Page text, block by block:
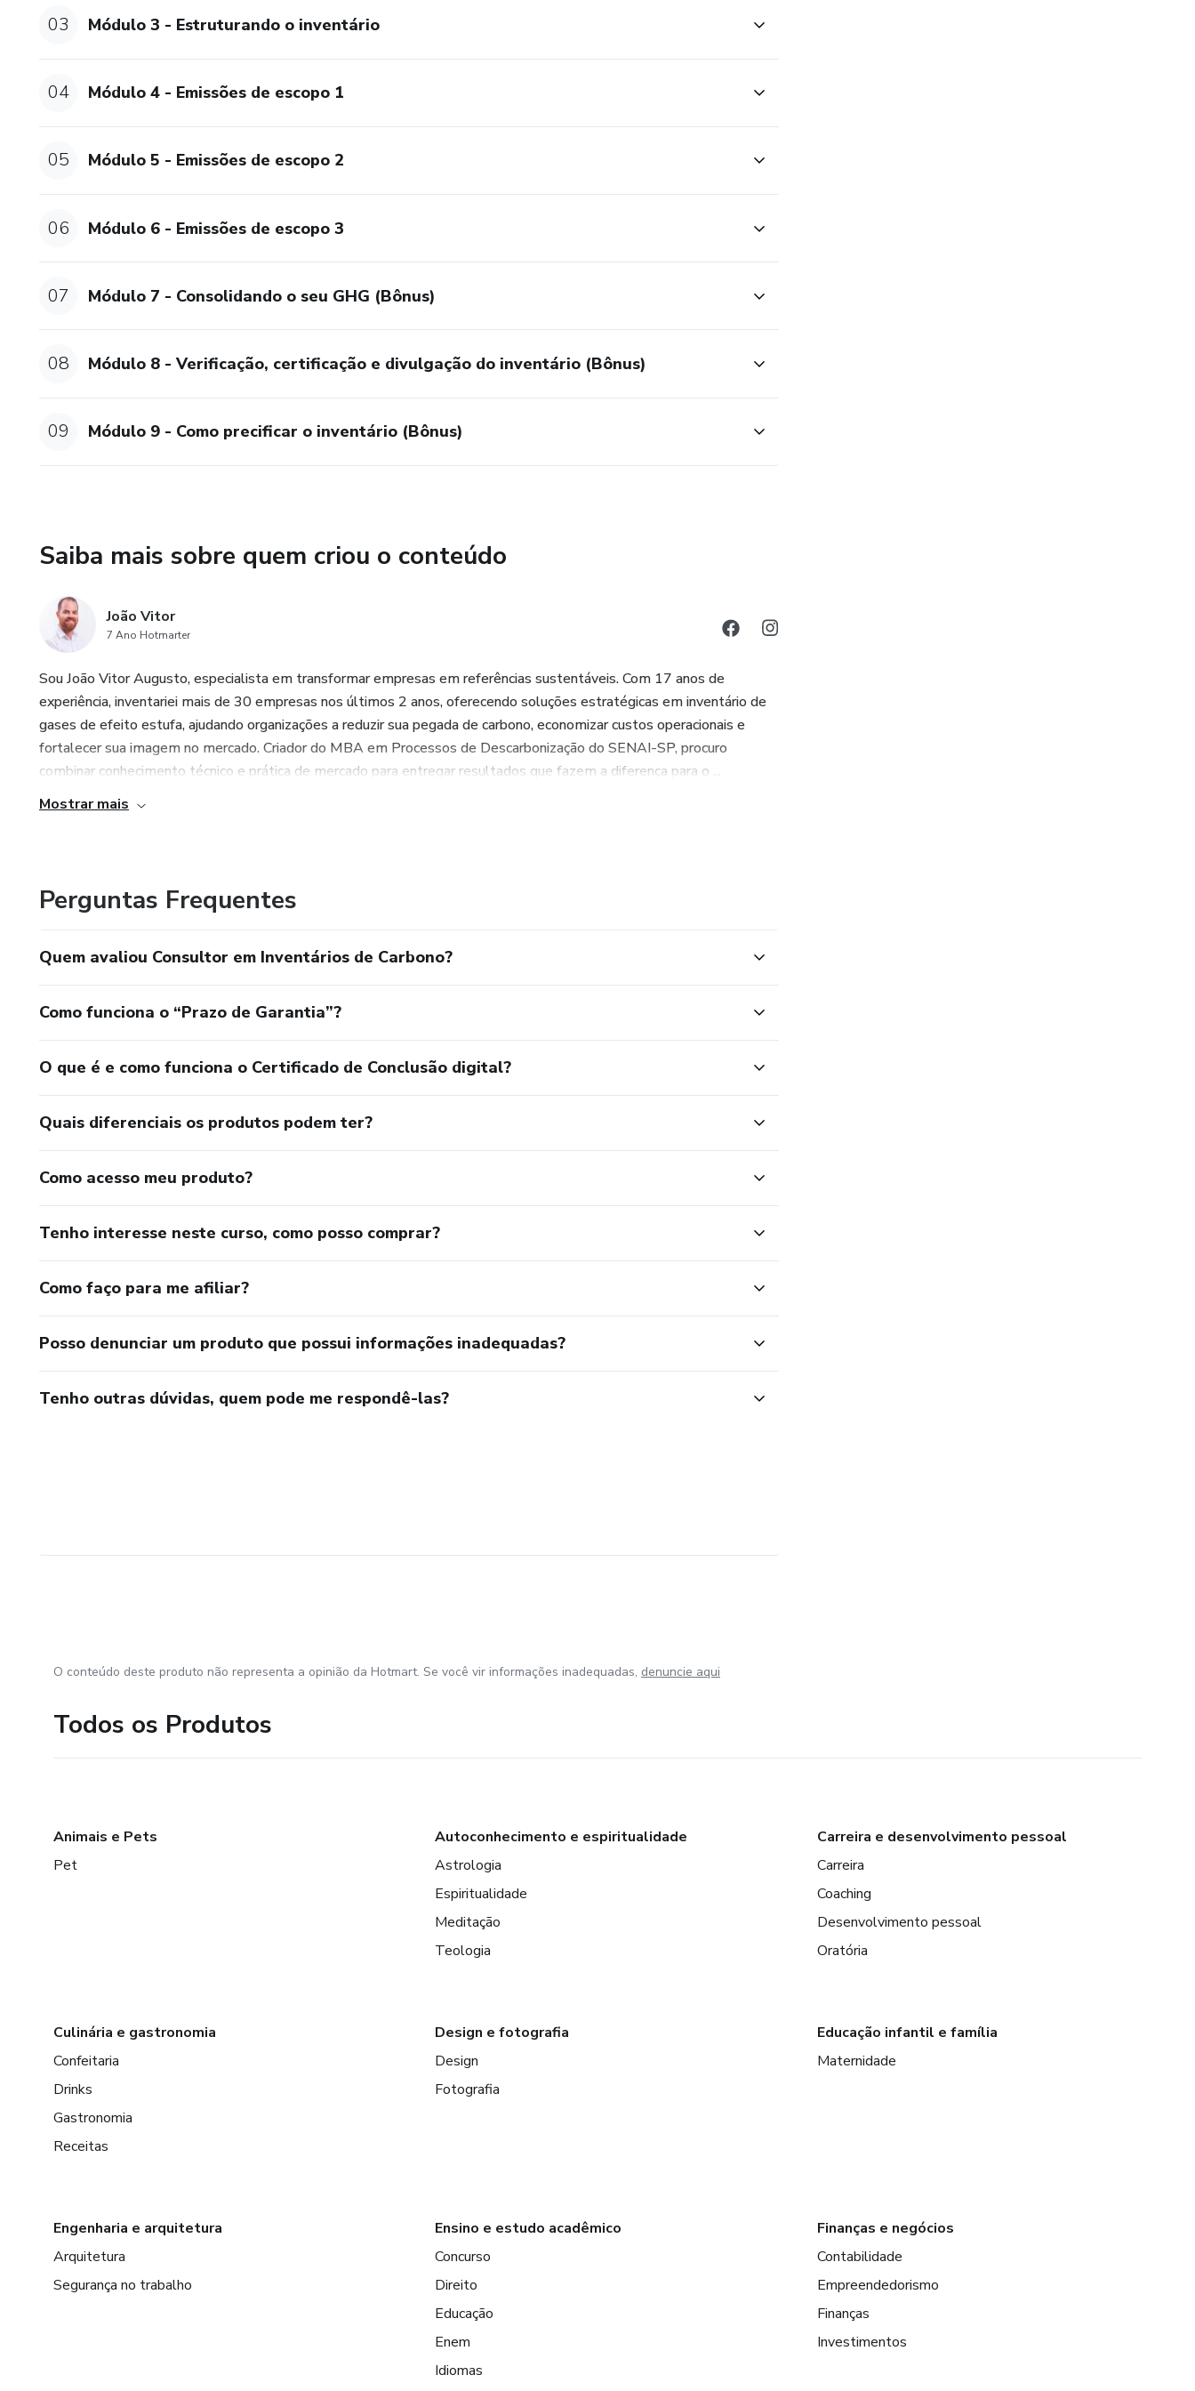
03 Módulo 3 - Estruturando o inventário
04 Módulo 4 - Emissões de escopo 1
05 Módulo 5 - Emissões de escopo 2
06 Módulo 6 - Emissões de escopo 3
07 Módulo 7 - Consolidando o seu GHG (Bônus)
08 Módulo 8 - Verificação, certificação e divulgação do inventário (Bônus)
09 Módulo 9 - Como precificar o inventário (Bônus)
Saiba mais sobre quem criou o conteúdo
João Vitor
7 Ano Hotmarter
Sou João Vitor Augusto, especialista em transformar empresas em referências sustentáveis. Com 17 anos de
experiência, inventariei mais de 30 empresas nos últimos 2 anos, oferecendo soluções estratégicas em inventário de
gases de efeito estufa, ajudando organizações a reduzir sua pegada de carbono, economizar custos operacionais e
fortalecer sua imagem no mercado. Criador do MBA em Processos de Descarbonização do SENAI-SP, procuro
combinar conhecimento técnico e prática de mercado para entregar resultados que fazem a diferença para o ...
Mostrar mais
Perguntas Frequentes
Quem avaliou Consultor em Inventários de Carbono?
Como funciona o “Prazo de Garantia”?
O que é e como funciona o Certificado de Conclusão digital?
Quais diferenciais os produtos podem ter?
Como acesso meu produto?
Tenho interesse neste curso, como posso comprar?
Como faço para me afiliar?
Posso denunciar um produto que possui informações inadequadas?
Tenho outras dúvidas, quem pode me respondê-las?
O conteúdo deste produto não representa a opinião da Hotmart. Se você vir informações inadequadas, denuncie aqui
Todos os Produtos
Animais e Pets
Pet
Autoconhecimento e espiritualidade
Astrologia
Espiritualidade
Meditação
Teologia
Carreira e desenvolvimento pessoal
Carreira
Coaching
Desenvolvimento pessoal
Oratória
Culinária e gastronomia
Confeitaria
Drinks
Gastronomia
Receitas
Design e fotografia
Design
Fotografia
Educação infantil e família
Maternidade
Engenharia e arquitetura
Arquitetura
Segurança no trabalho
Ensino e estudo acadêmico
Concurso
Direito
Educação
Enem
Idiomas
Finanças e negócios
Contabilidade
Empreendedorismo
Finanças
Investimentos